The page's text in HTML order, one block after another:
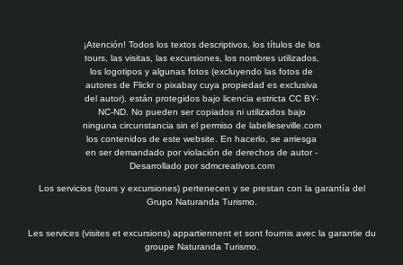
¡Atención! Todos los textos descriptivos, los títulos de los
tours, las visitas, las excursiones, los nombres utilizados,
los logotipos y algunas fotos (excluyendo las fotos de
autores de Flickr o pixabay cuya propiedad es exclusiva
del autor), están protegidos bajo licencia estricta CC BY-
NC-ND. No pueden ser copiados ni utilizados bajo
ninguna circunstancia sin el permiso de labelleseville.com
los contenidos de este website. En hacerlo, se arriesga
en ser demandado por violación de derechos de autor -
Desarrollado porsdmcreativos.com
Los servicios (tours y excursiones) pertenecen y se prestan con la garantía del
Grupo Naturanda Turismo.
Les services (visites et excursions) appartiennent et sont fournis avec la garantie du
groupe Naturanda Turismo.